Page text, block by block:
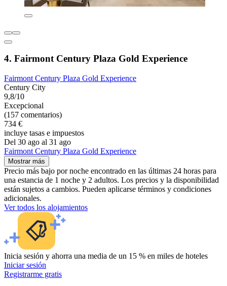
4. Fairmont Century Plaza Gold Experience
Fairmont Century Plaza Gold Experience
Century City
9,8/10
Excepcional
(157 comentarios)
734 €
incluye tasas e impuestos
Del 30 ago al 31 ago
Fairmont Century Plaza Gold Experience
Mostrar más
Precio más bajo por noche encontrado en las últimas 24 horas para
una estancia de 1 noche y 2 adultos. Los precios y la disponibilidad
están sujetos a cambios. Pueden aplicarse términos y condiciones
adicionales.
Ver todos los alojamientos
Inicia sesión y ahorra una media de un 15 % en miles de hoteles
Iniciar sesión
Registrarme gratis